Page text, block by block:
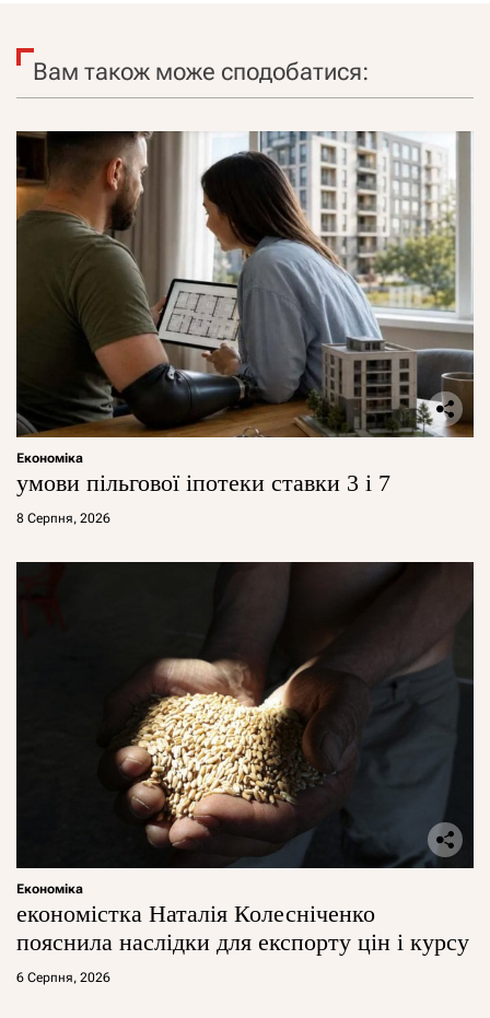
Вам також може сподобатися:
Економіка
умови пільгової іпотеки ставки 3 і 7
8 Серпня, 2026
Економіка
економістка Наталія Колесніченко
пояснила наслідки для експорту цін і курсу
6 Серпня, 2026